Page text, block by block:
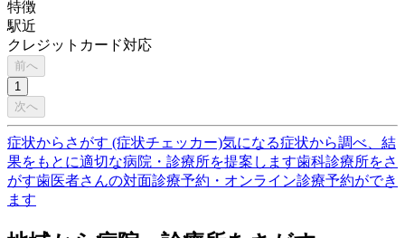
特徴
駅近
クレジットカード対応
前へ
1
次へ
症状からさがす (症状チェッカー)気になる症状から調べ、結
果をもとに適切な病院・診療所を提案します歯科診療所をさ
がす歯医者さんの対面診療予約・オンライン診療予約ができ
ます